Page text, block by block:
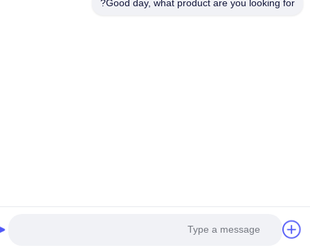
Good day, what product are you looking